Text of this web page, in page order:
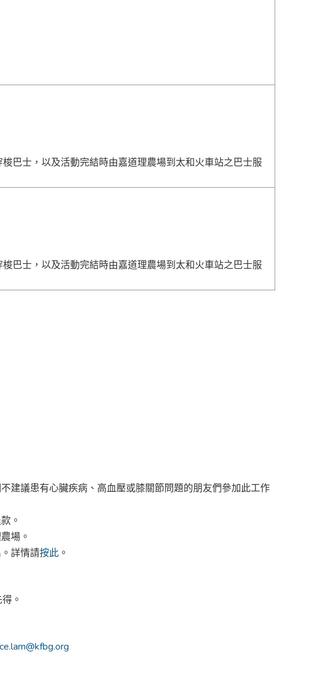
巴士，以及活動完結時由嘉道理農場到太和火車站之巴士服
巴士，以及活動完結時由嘉道理農場到太和火車站之巴士服
建議患有心臟疾病、高血壓或膝關節問題的朋友們參加此工作
。
場。
詳情請按此 。
得。